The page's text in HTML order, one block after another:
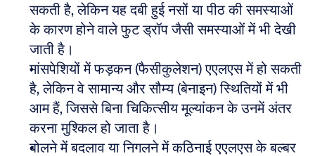
सकती है, लेकिन यह दबी हुई नसों या पीठ की समस्याओं
के कारण होने वाले फुट ड्रॉप जैसी समस्याओं में भी देखी
जाती है।
मांसपेशियों में फड़कन (फैसीकुलेशन) एएलएस में हो सकती
है, लेकिन वे सामान्य और सौम्य (बेनाइन) स्थितियों में भी
आम हैं, जिससे बिना चिकित्सीय मूल्यांकन के उनमें अंतर
करना मुश्किल हो जाता है।
बोलने में बदलाव या निगलने में कठिनाई एएलएस के बल्बर